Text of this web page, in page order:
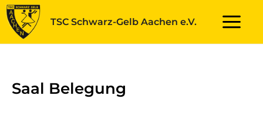
Zum
Inhalt
springen
TSC Schwarz-Gelb Aachen e.V.
Main
Saal Belegung